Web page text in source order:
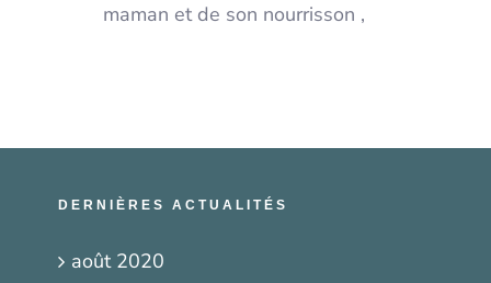
maman et de son nourrisson ,
DERNIÈRES ACTUALITÉS
août 2020